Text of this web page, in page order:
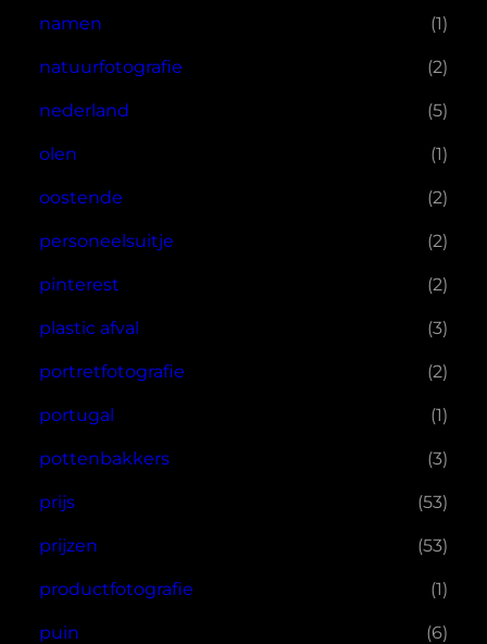
namen (1)
natuurfotografie (2)
nederland (5)
olen (1)
oostende (2)
personeelsuitje (2)
pinterest (2)
plastic afval (3)
portretfotografie (2)
portugal (1)
pottenbakkers (3)
prijs (53)
prijzen (53)
productfotografie (1)
puin (6)